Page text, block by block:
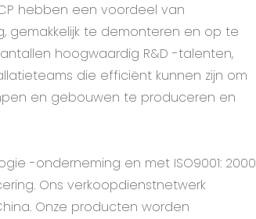
hebben een voordeel van
gemakkelijk te demonteren en op te
hoogwaardig R&D -talenten,
die efficiënt kunnen zijn om
en gebouwen te produceren en
-onderneming en met ISO9001: 2000
Ons verkoopdienstnetwerk
Onze producten worden